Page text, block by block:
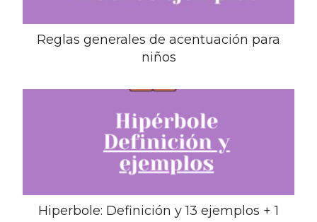
Reglas generales de acentuación para
niños
Hiperbole: Definición y 13 ejemplos + 1